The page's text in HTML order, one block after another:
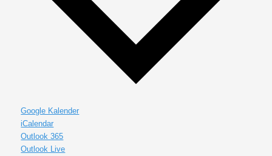
Google Kalender
iCalendar
Outlook 365
Outlook Live